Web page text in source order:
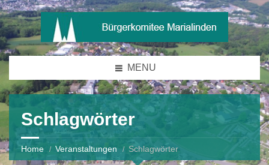
MENU
Schlagwörter
Home Veranstaltungen Schlagwörter